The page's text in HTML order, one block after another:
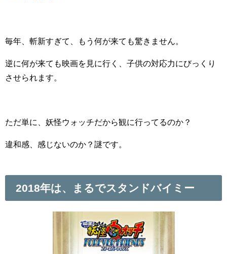
毎年、斬新すぎて、もう何が来ても驚きません。
逆に何が来ても映画を見に行く、子供の対応力にびっくり
させられます。
ただ単に、妖怪ウォッチだから観に行ってるのか？
違和感、感じないのか？謎です。
2018年は、まるでスタンドバイミー